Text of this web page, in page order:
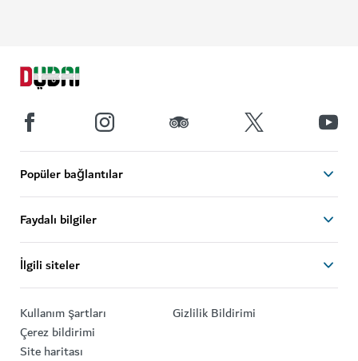
Popüler bağlantılar
Faydalı bilgiler
İlgili siteler
Kullanım şartları
Gizlilik Bildirimi
Çerez bildirimi
Site haritası